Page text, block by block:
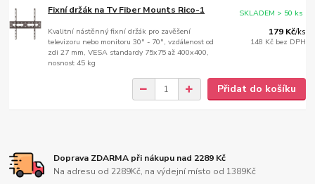
Fixní držák na Tv Fiber Mounts Rico-1
Kvalitní nástěnný fixní držák pro zavěšení
televizoru nebo monitoru 30" - 70", vzdálenost od
zdi 27 mm, VESA standardy 75x75 až 400x400,
nosnost 45 kg
179 Kč/ks
148 Kč bez DPH
SKLADEM > 50 ks
Přidat do košíku
Doprava ZDARMA při nákupu nad 2289 Kč
Na adresu od 2289Kč, na výdejní místo od 1389Kč